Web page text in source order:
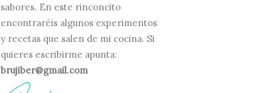
sabores. En este rinconcito
encontraréis algunos experimentos
y recetas que salen de mi cocina. Si
quieres escribirme apunta:
brujiber@gmail.com